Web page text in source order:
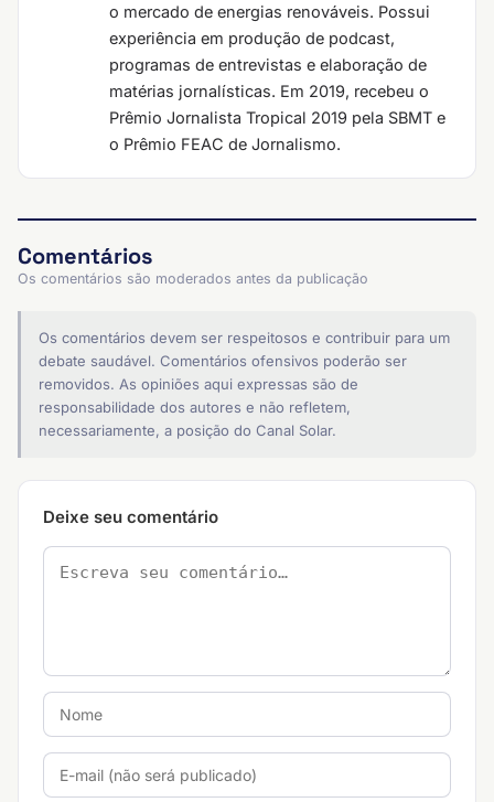
o mercado de energias renováveis. Possui
experiência em produção de podcast,
programas de entrevistas e elaboração de
matérias jornalísticas. Em 2019, recebeu o
Prêmio Jornalista Tropical 2019 pela SBMT e
o Prêmio FEAC de Jornalismo.
Comentários
Os comentários são moderados antes da publicação
Os comentários devem ser respeitosos e contribuir para um
debate saudável. Comentários ofensivos poderão ser
removidos. As opiniões aqui expressas são de
responsabilidade dos autores e não refletem,
necessariamente, a posição do Canal Solar.
Deixe seu comentário